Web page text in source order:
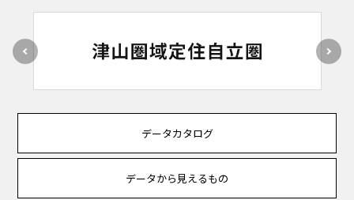
データカタログ
データから見えるもの